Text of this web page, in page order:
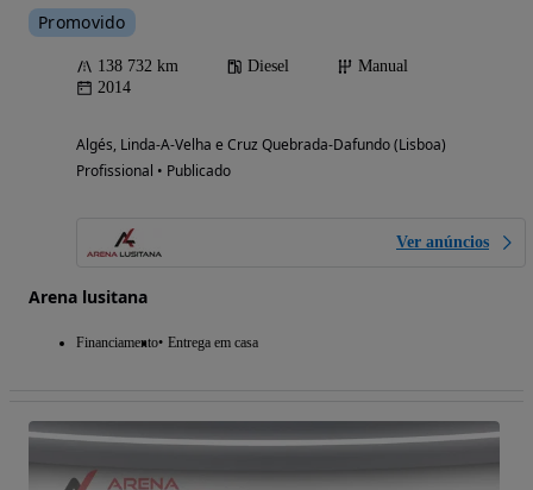
Promovido
138 732 km Diesel
Manual
2014
Algés, Linda-A-Velha e Cruz Quebrada-Dafundo (Lisboa)
Profissional • Publicado
Ver anúncios
Arena lusitana
Financiamento Entrega em casa